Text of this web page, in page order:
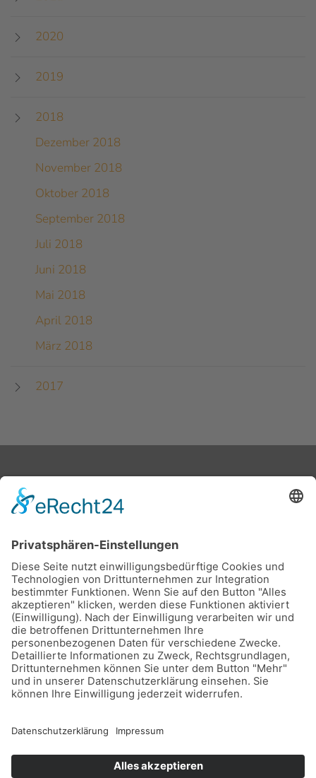
2020
2019
2018
Dezember 2018
November 2018
Oktober 2018
September 2018
Juli 2018
Juni 2018
Mai 2018
April 2018
März 2018
2017
Stadtwerke Buxtehude GmbH, Ziegelkamp 8, 21614
Buxtehude
Karriere Downloads
Schlichtungsstelle
Vertrag kündigen
Sitemap